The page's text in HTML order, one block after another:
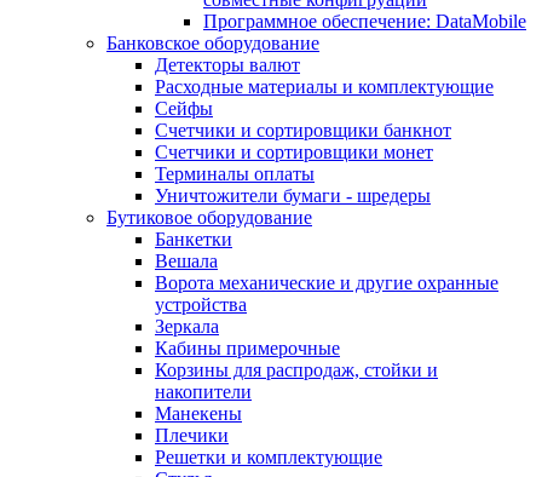
Программное обеспечение: DataMobile
Банковское оборудование
Детекторы валют
Расходные материалы и комплектующие
Сейфы
Счетчики и сортировщики банкнот
Счетчики и сортировщики монет
Терминалы оплаты
Уничтожители бумаги - шредеры
Бутиковое оборудование
Банкетки
Вешала
Ворота механические и другие охранные
устройства
Зеркала
Кабины примерочные
Корзины для распродаж, стойки и
накопители
Манекены
Плечики
Решетки и комплектующие